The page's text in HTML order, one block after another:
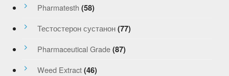
Pharmatesth (58)
Тестостерон сустанон (77)
Pharmaceutical Grade (87)
Weed Extract (46)